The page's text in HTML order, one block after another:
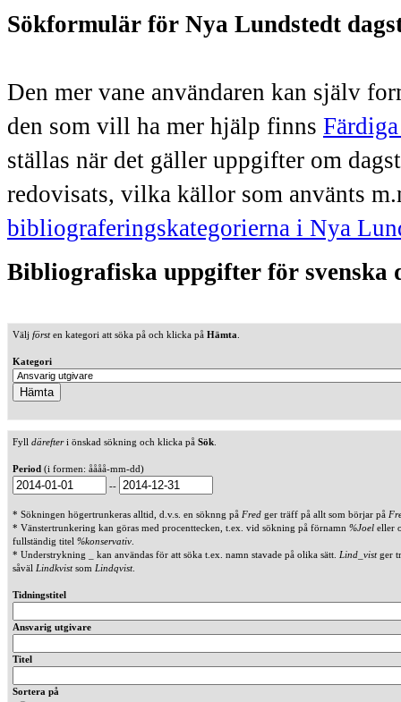
Sökformulär för Nya Lundstedt
Den mer vane användaren kan själv
den som vill ha mer hjälp finns
ställas när det gäller uppgifter om
redovisats, vilka källor som använts
bibliograferingskategorierna i Nya
Bibliografiska uppgifter för svenska
Välj försten kategori att söka på och klicka på Hämta
Kategori
Fyll därefteri önskad sökning och klicka på Sök
Period (i formen: åååå-mm-dd)
--
* Sökningen högertrunkeras alltid, d.v.s. en söknng på Fred ger träff på allt som börjar på
* Vänstertrunkering kan göras med procenttecken, t.ex. vid sökning på förnamn %Joel eller
fullständig titel %konservativ
* Understrykning _ kan användas för att söka t.ex. namn stavade på olika sätt. Lind_vistger
såväl Lindkvistsom Lindqvist.
Tidningstitel
Ansvarig utgivare
Titel
Sortera på